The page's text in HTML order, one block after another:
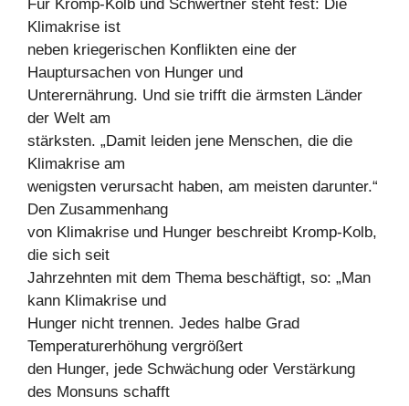
Für Kromp-Kolb und Schwertner steht fest: Die
Klimakrise ist
neben kriegerischen Konflikten eine der
Hauptursachen von Hunger und
Unterernährung. Und sie trifft die ärmsten Länder
der Welt am
stärksten. „Damit leiden jene Menschen, die die
Klimakrise am
wenigsten verursacht haben, am meisten darunter.“
Den Zusammenhang
von Klimakrise und Hunger beschreibt Kromp-Kolb,
die sich seit
Jahrzehnten mit dem Thema beschäftigt, so: „Man
kann Klimakrise und
Hunger nicht trennen. Jedes halbe Grad
Temperaturerhöhung vergrößert
den Hunger, jede Schwächung oder Verstärkung
des Monsuns schafft